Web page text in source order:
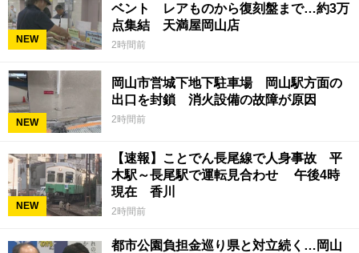
NEW
ベント レアものから復刻盤まで…約3万
点集結 天満屋岡山店
2時間前
NEW
岡山市営城下地下駐車場 岡山駅方面の
出口を封鎖 消火設備の故障が原因
2時間前
NEW
【速報】ことでん長尾線で人身事故 平
木駅～長尾駅で運転見合わせ 午後4時
現在 香川
2時間前
都市公園負担金巡り県と対立続く…岡山